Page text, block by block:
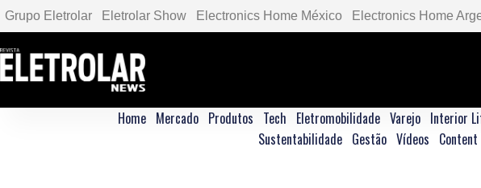
Grupo Eletrolar Eletrolar Show Electronics Home México Electronics Home
Home Mercado Produtos Tech Eletromobilidade Varejo Interior
Sustentabilidade Gestão Vídeos